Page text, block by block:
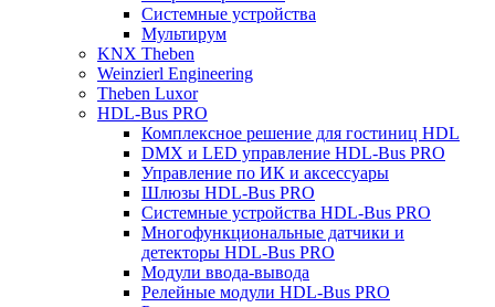
Системные устройства
Мультирум
KNX Theben
Weinzierl Engineering
Theben Luxor
HDL-Bus PRO
Комплексное решение для гостиниц HDL
DMX и LED управление HDL-Bus PRO
Управление по ИК и аксессуары
Шлюзы HDL-Bus PRO
Системные устройства HDL-Bus PRO
Многофункциональные датчики и
детекторы HDL-Bus PRO
Модули ввода-вывода
Релейные модули HDL-Bus PRO